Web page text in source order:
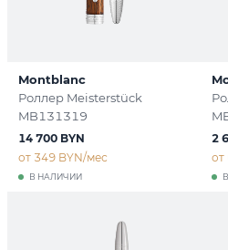
Montblanc
Роллер Meisterstück
MB131319
В НАЛИЧИИ
14 700 BYN
от 349 BYN/мес
2
от